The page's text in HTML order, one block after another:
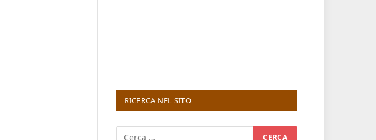
RICERCA NEL SITO